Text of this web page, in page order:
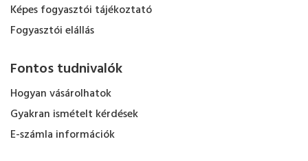
Képes fogyasztói tájékoztató
Fogyasztói elállás
Fontos tudnivalók
Hogyan vásárolhatok
Gyakran ismételt kérdések
E-számla információk